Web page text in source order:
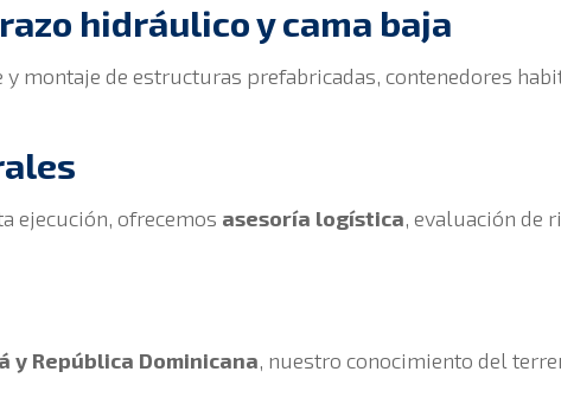
hidráulico y cama baja
montaje de estructuras prefabricadas, contenedores
ejecución, ofrecemos asesoría logística, evaluación de
y República Dominicana, nuestro conocimiento del